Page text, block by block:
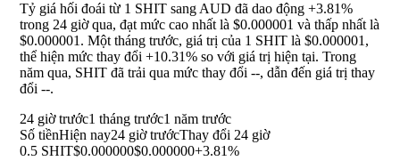
Tỷ giá hối đoái từ 1 SHIT sang AUD đã dao động +3.81%
trong 24 giờ qua, đạt mức cao nhất là $0.000001 và thấp nhất là
$0.000001. Một tháng trước, giá trị của 1 SHIT là $0.000001,
thể hiện mức thay đổi +10.31% so với giá trị hiện tại. Trong
năm qua, SHIT đã trải qua mức thay đổi --, dẫn đến giá trị thay
đổi --.
24 giờ trước1 tháng trước1 năm trước
Số tiềnHiện nay24 giờ trướcThay đổi 24 giờ
0.5 SHIT$0.000000$0.000000+3.81%